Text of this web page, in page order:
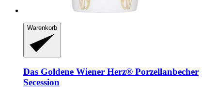
Warenkorb
Das Goldene Wiener Herz® Porzellanbecher
Secession